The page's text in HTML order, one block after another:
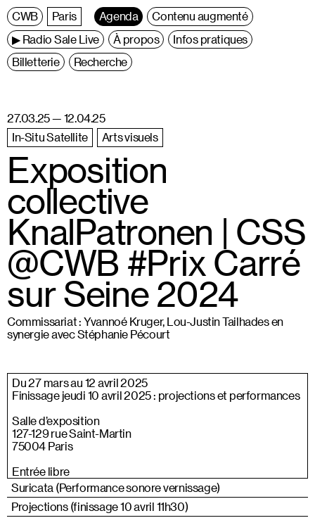
Centre
Wallonie
Bruxelles
Paris Agenda
Contenu augmenté
▶ Radio Sale Live
À propos
Infos pratiques
Billetterie
Recherche
27.03.25 — 12.04.25
In-Situ Satellite
Arts visuels
Exposition
collective
KnalPatronen | CSS
@CWB #Prix Carré
sur Seine 2024
Commissariat : Yvannoé Kruger, Lou-Justin Tailhades en
synergie avec Stéphanie Pécourt
Du 27 mars au 12 avril 2025
Finissage jeudi 10 avril 2025 : projections et performances
Salle d’exposition
127-129 rue Saint-Martin
75004 Paris
Entrée libre
Suricata (Performance sonore vernissage)
Projections (finissage 10 avril 11h30)